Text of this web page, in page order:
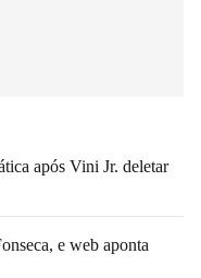
após Vini Jr. deletar
e web aponta